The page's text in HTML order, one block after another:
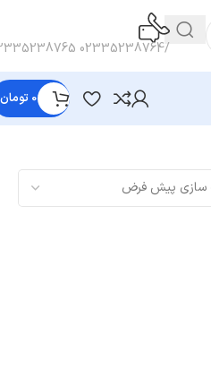
/02335238764 02335238765
0 تومان
نمایش یک نتیجه